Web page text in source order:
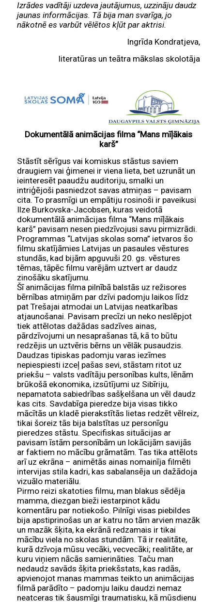
Izrādes vadītāji uzdeva jautājumus, uzzināju daudz
jaunas informācijas. Tā bija man svarīga, jo
nākotnē es varbūt vēlētos kļūt par aktrisi.
Ingrīda Kondratjeva,
literatūras un teātra mākslas skolotāja
Dokumentālā animācijas filma “Mans mīļākais
karš”
Stāstīt sērīgus vai komiskus stāstus saviem
draugiem vai ģimenei ir viena lieta, bet uzrunāt un
ieinteresēt paaudžu auditoriju, smalki un
intriģējoši pasniedzot savas atmiņas – pavisam
cita. To prasmīgi un empātiju rosinoši ir paveikusi
Ilze Burkovska-Jacobsen, kuras veidotā
dokumentālā animācijas filma “Mans mīļākais
karš” pavisam nesen piedzīvojusi savu pirmizrādi.
Programmas “Latvijas skolas soma” ietvaros šo
filmu skatījāmies Latvijas un pasaules vēstures
stundās, kad bijām apguvuši 20. gs. vēstures
tēmas, tāpēc filmu varējām uztvert ar daudz
zinošāku skatījumu.
Šī animācijas filma pilnībā balstās uz režisores
bērnības atmiņām par dzīvi padomju laikos līdz
pat Trešajai atmodai un Latvijas neatkarības
atjaunošanai. Pavisam precīzi un neko neslēpjot
tiek attēlotas dažādas sadzīves ainas,
pārdzīvojumi un nesaprašanas tā, kā to būtu
redzējis un uztvēris bērns un vēlāk pusaudzis.
Daudzas tipiskas padomju varas iezīmes
nepiespiesti izceļ pašas sevi, stāstam ritot uz
priekšu – valsts vadītāju personības kults, lēnām
brūkošā ekonomika, izsūtījumi uz Sibīriju,
nepamatota sabiedrības sašķelšana un vēl daudz
kas cits. Savdabīga pieredze bija visas tikko
mācītās un kladē pierakstītās lietas redzēt vēlreiz,
tikai šoreiz tās bija balstītas uz personīgu
pieredzes stāstu. Specifiskas situācijas ar
pavisam īstām personībām un lokācijām savijās
ar faktiem no mācību grāmatām. Tas tika attēlots
arī uz ekrāna – animētās ainas nomainīja filmēti
intervijas stila kadri, kas sabalansēja un dažādoja
vizuālo materiālu.
Pirmo reizi skatoties filmu, man blakus sēdēja
mamma, diezgan bieži iestarpinot kādu
komentāru par notiekošo. Pilnīgi visas piebildes
bija apstiprinošas un ar katru no tām arvien mazāk
un mazāk šķita, ka ekrānā redzamais ir tikai
mācību viela no skolas stundām. Tā ir realitāte,
kurā dzīvoja mūsu vecāki, vecvecāki; realitāte, ar
kuru viņiem nācās samierināties. Taču man
nedaudz savāds šķita priekšstats, kas radās,
apvienojot manas mammas teikto un animācijas
filmā parādīto – padomju laiku daudzi nemaz
neatceras tik šausmīgi traumatisku, kā mūsdienu